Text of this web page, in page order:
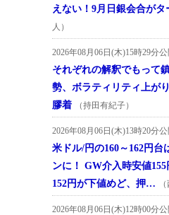
えない！9月日銀会合が
人）
2026年08月06日(木)15時29分公
それぞれの解釈でもって
勢、ボラティリティ上が
膠着
（持田有紀子）
2026年08月06日(木)13時20分公
米ドル/円の160～162円台
ンに！ GW介入時安値
152円が下値めど、押…
2026年08月06日(木)12時00分公